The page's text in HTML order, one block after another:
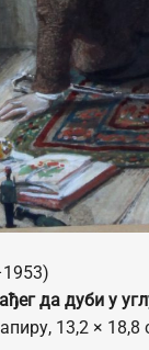
да дуби у
13,2 × 18,8